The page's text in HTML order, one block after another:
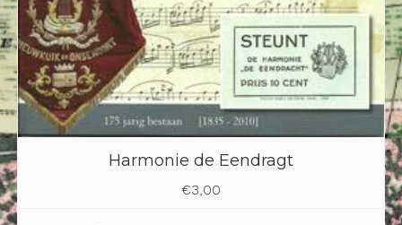
Harmonie de Eendragt
€3,00